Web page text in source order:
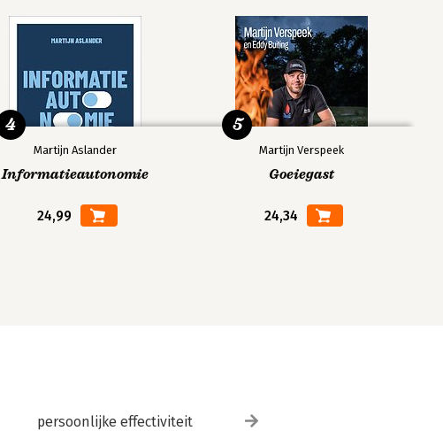
Martijn Aslander
Informatieautonomie
24,99
4
Martijn Verspeek
Goeiegast
24,34
5
persoonlijke effectiviteit